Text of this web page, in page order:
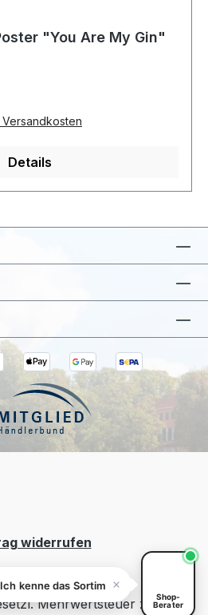
"You Are My Gin"
Details
widerrufen
Mehrwertsteuer zzgl.Shop-
Berater
das Sortiment.